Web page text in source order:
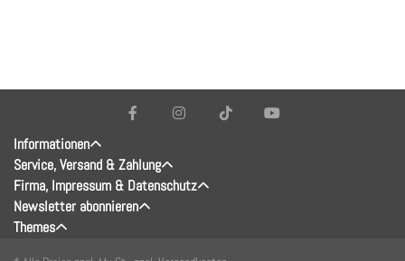
Informationen
Service, Versand & Zahlung
Firma, Impressum & Datenschutz
Newsletter abonnieren
Themes